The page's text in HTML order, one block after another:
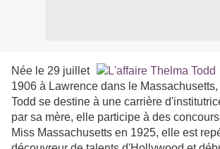
Née le 29 juillet
1906 à Lawrence dans le
Todd se destine à une carrière
par sa mère, elle participe à des
Miss Massachusetts en 1925, elle est